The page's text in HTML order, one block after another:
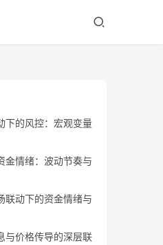
下的风控：宏观变量
金情绪：波动节奏与
联动下的资金情绪与
与价格传导的深层联